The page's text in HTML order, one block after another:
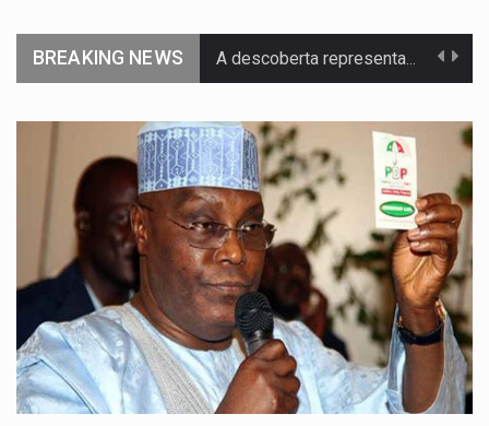
BREAKING NEWS Segundo as autoridades canadianas, mais de 200 incêndios florestais continuam…
Um dos casos mais graves envolveu a residência de Sam…
A cidade de Bunia, capital da província de Ituri, tornou-se…
O pagamento marca o desfecho de um dos processos mais…
O programa, cuja implementação está prevista entre abril de 2026…
O Departamento de Estado norte-americano confirmou que cidadãos dos Estados…